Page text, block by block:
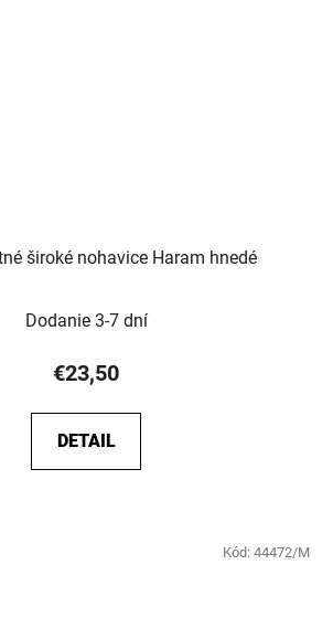
široké nohavice Haram hnedé
Dodanie 3-7 dní
€23,50
DETAIL
Kód: 44472/M